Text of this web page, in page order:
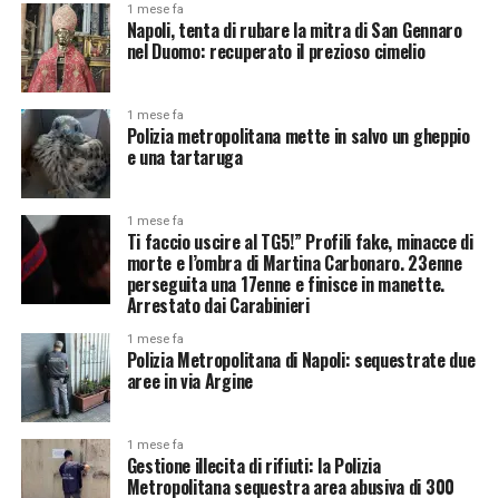
1 mese fa
Napoli, tenta di rubare la mitra di San Gennaro
nel Duomo: recuperato il prezioso cimelio
1 mese fa
Polizia metropolitana mette in salvo un gheppio
e una tartaruga
1 mese fa
Ti faccio uscire al TG5!” Profili fake, minacce di
morte e l’ombra di Martina Carbonaro. 23enne
perseguita una 17enne e finisce in manette.
Arrestato dai Carabinieri
1 mese fa
Polizia Metropolitana di Napoli: sequestrate due
aree in via Argine
1 mese fa
Gestione illecita di rifiuti: la Polizia
Metropolitana sequestra area abusiva di 300